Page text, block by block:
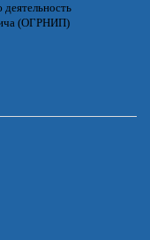
(ОГРНИП)